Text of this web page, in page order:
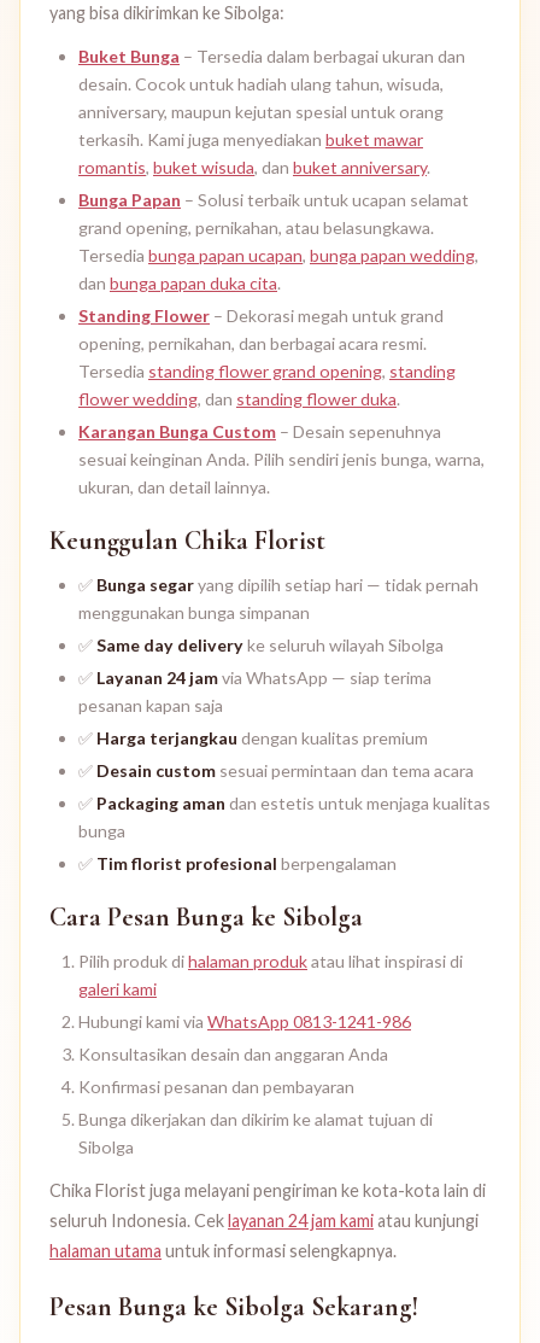
yang bisa dikirimkan ke Sibolga:
Buket Bunga – Tersedia dalam berbagai ukuran dan
desain. Cocok untuk hadiah ulang tahun, wisuda,
anniversary, maupun kejutan spesial untuk orang
terkasih. Kami juga menyediakan buket mawar
romantis, buket wisuda, dan buket anniversary.
Bunga Papan – Solusi terbaik untuk ucapan selamat
grand opening, pernikahan, atau belasungkawa.
Tersedia bunga papan ucapan, bunga papan wedding,
dan bunga papan duka cita.
Standing Flower – Dekorasi megah untuk grand
opening, pernikahan, dan berbagai acara resmi.
Tersedia standing flower grand opening, standing
flower wedding, dan standing flower duka.
Karangan Bunga Custom – Desain sepenuhnya
sesuai keinginan Anda. Pilih sendiri jenis bunga, warna,
ukuran, dan detail lainnya.
Keunggulan Chika Florist
✅ Bunga segaryang dipilih setiap hari — tidak pernah
menggunakan bunga simpanan
✅Same day deliveryke seluruh wilayah Sibolga
✅ Layanan 24 jamvia WhatsApp — siap terima
pesanan kapan saja
✅ Harga terjangkau dengan kualitas premium
✅ Desain custom sesuai permintaan dan tema acara
✅ Packaging aman dan estetis untuk menjaga kualitas
bunga
✅ Tim florist profesional berpengalaman
Cara Pesan Bunga ke Sibolga
Pilih produk dihalaman produkatau lihat inspirasi di
galeri kami
Hubungi kami via WhatsApp 0813-1241-986
Konsultasikan desain dan anggaran Anda
Konfirmasi pesanan dan pembayaran
Bunga dikerjakan dan dikirim ke alamat tujuan di
Sibolga
Chika Florist juga melayani pengiriman ke kota-kota lain di
seluruh Indonesia. Ceklayanan 24 jam kamiatau kunjungi
halaman utama untuk informasi selengkapnya.
Pesan Bunga ke Sibolga Sekarang!